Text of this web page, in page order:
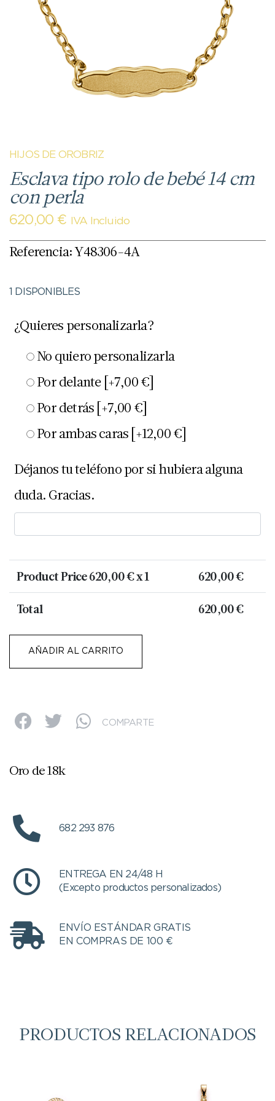
HIJOS DE OROBRIZ
Esclava tipo rolo de bebé 14 cm
con perla
620,00 € IVA Incluido
Referencia: Y48306-4A
1 DISPONIBLES
¿Quieres personalizarla?
No quiero personalizarla
Por delante [+7,00 €]
Por detrás [+7,00 €]
Por ambas caras [+12,00 €]
Déjanos tu teléfono por si hubiera alguna
duda. Gracias.
Product Price620,00€ x 1 620,00€
Total 620,00€
AÑADIR AL CARRITO
COMPARTE
Oro de 18k
682 293 876
ENTREGA EN 24/48 H
(Excepto productos personalizados)
ENVÍO ESTÁNDAR GRATIS
EN COMPRAS DE 100 €
PRODUCTOS RELACIONADOS